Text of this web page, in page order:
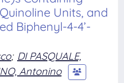
Units, and
Biphenyl-4-4’-
; DI PASQUALE,
Antonino